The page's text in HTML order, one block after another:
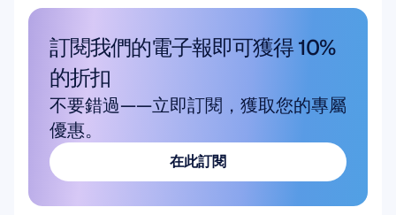
訂閱我們的電子報即可獲得 10%
的折扣
不要錯過——立即訂閱，獲取您的專屬
優惠。
在此訂閱